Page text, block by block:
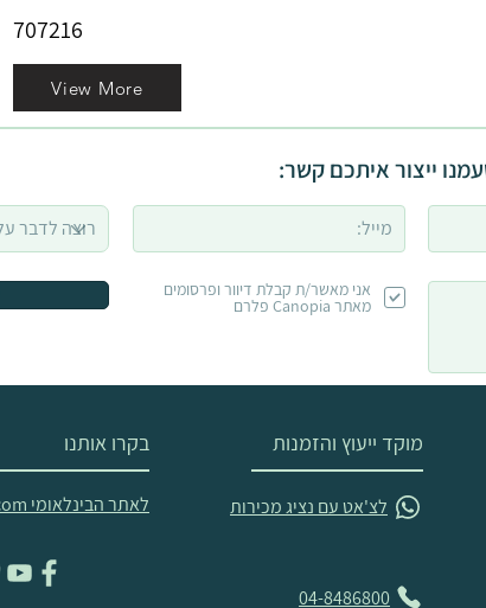
707216
View More
ייצור איתכם קשר:
אני מאשר/ת קבלת דיוור ופרסומים
מאתר Canopia פלרם
בקרו אותנו
לאתר הבינלאומי canopia.com
מוקד ייעוץ והזמנות
לצ'אט עם נציג מכירות
04-8486800